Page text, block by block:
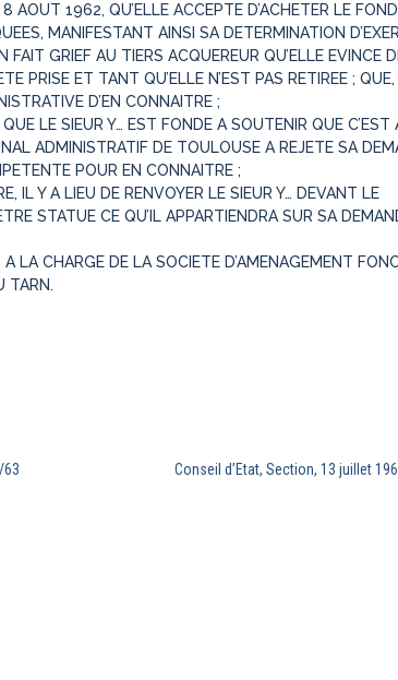
AOUT 1962, QU’ELLE ACCEPTE D’ACHETER LE
MANIFESTANT AINSI SA DETERMINATION
GRIEF AU TIERS ACQUEREUR QU’ELLE EVINCE
PRISE ET TANT QU’ELLE N’EST PAS RETIREE ; QUE,
D’EN CONNAITRE ;
LE SIEUR Y… EST FONDE A SOUTENIR QUE C’EST
ADMINISTRATIF DE TOULOUSE A REJETE SA
POUR EN CONNAITRE ;
IL Y A LIEU DE RENVOYER LE SIEUR Y… DEVANT LE
STATUE CE QU’IL APPARTIENDRA SUR SA
LA CHARGE DE LA SOCIETE D’AMENAGEMENT
TARN.
63 Conseil d’Etat, Section, 13 juillet